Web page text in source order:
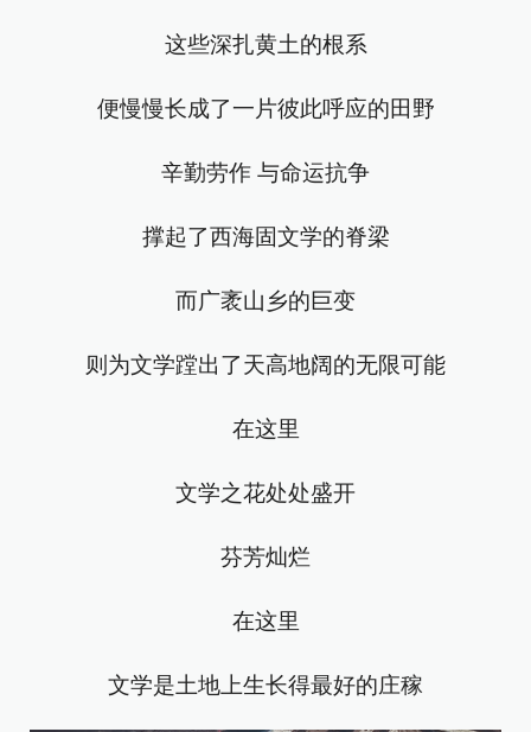
这些深扎黄土的根系
便慢慢长成了一片彼此呼应的田野
辛勤劳作 与命运抗争
撑起了西海固文学的脊梁
而广袤山乡的巨变
则为文学蹚出了天高地阔的无限可能
在这里
文学之花处处盛开
芬芳灿烂
在这里
文学是土地上生长得最好的庄稼